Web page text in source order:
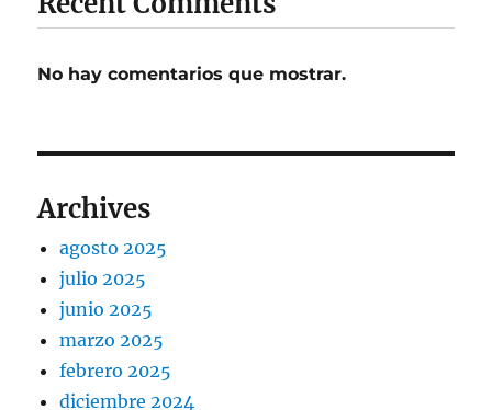
No hay comentarios que mostrar.
Archives
agosto 2025
julio 2025
junio 2025
marzo 2025
febrero 2025
diciembre 2024